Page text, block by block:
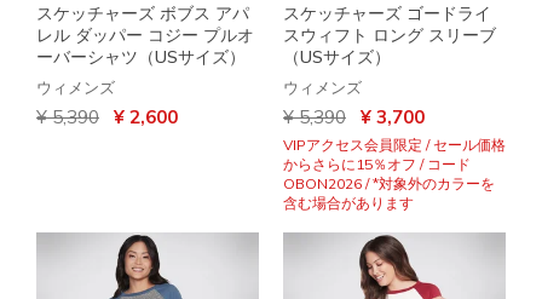
スケッチャーズ ボブス アパ
レル ダッパー コジー プルオ
ーバーシャツ（USサイズ）
ウィメンズ
からの値引き
¥ 5,390 から
¥ 2,600
スケッチャーズ ゴードライ
スウィフト ロング スリーブ
（USサイズ）
ウィメンズ
からの値引き
¥ 5,390 から
¥ 3,700
VIPアクセス会員限定 / セール価格
からさらに15％オフ / コード
OBON2026 / *対象外のカラーを
含む場合があります